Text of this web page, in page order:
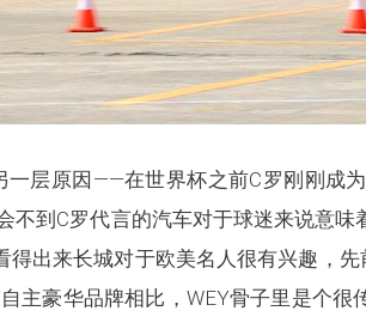
层原因——在世界杯之前C罗刚刚成
到C罗代言的汽车对于球迷来说意
出来长城对于欧美名人很有兴趣，
主豪华品牌相比，WEY骨子里是个